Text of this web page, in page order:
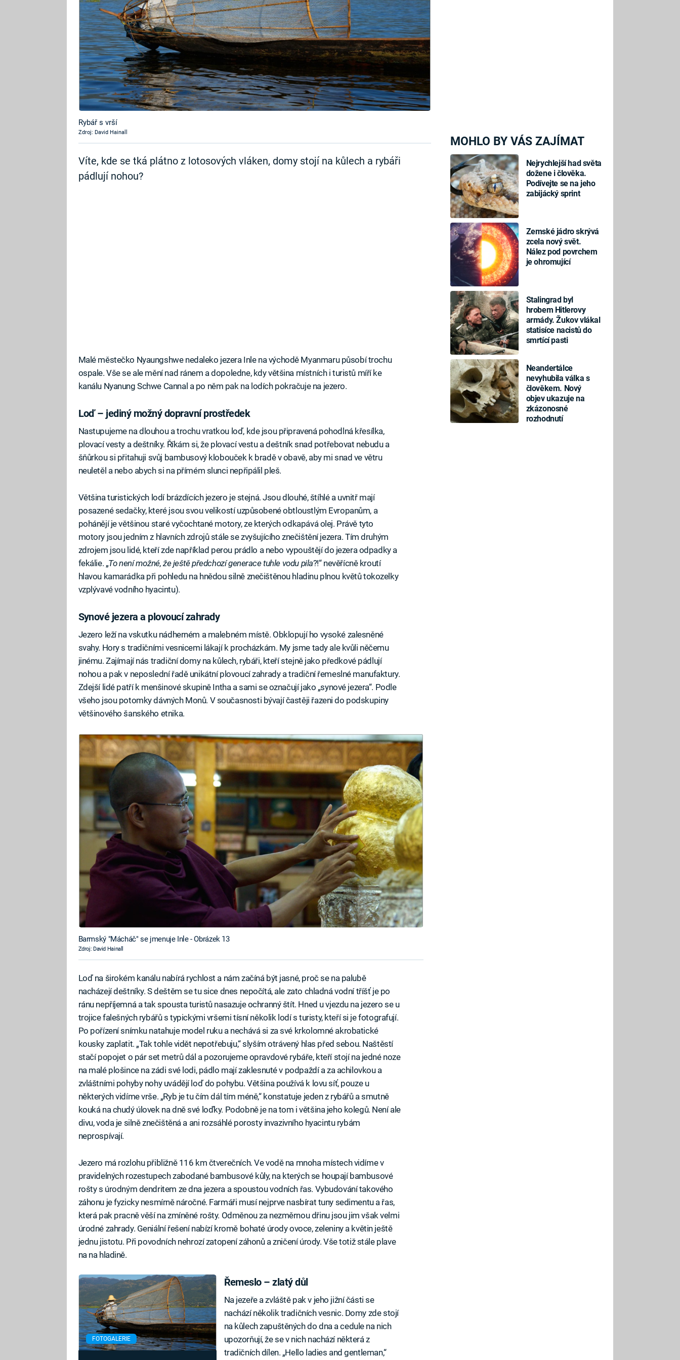
MOHLO BY VÁS ZAJÍMAT
Nejrychlejší had světa
dožene i člověka.
Podívejte se na jeho
zabijácký sprint
Zemské jádro skrývá
zcela nový svět.
Nález pod povrchem
je ohromující
Stalingrad byl
hrobem Hitlerovy
armády. Žukov vlákal
statisíce nacistů do
smrtící pasti
Neandertálce
nevyhubila válka s
člověkem. Nový
objev ukazuje na
zkázonosné
rozhodnutí
Rybář s vrší
Zdroj: David Hainall
Víte, kde se tká plátno z lotosových vláken, domy stojí na kůlech a rybáři
pádlují nohou?
Malé městečko Nyaungshwe nedaleko jezera Inle na východě Myanmaru působí trochu
ospale. Vše se ale mění nad ránem a dopoledne, kdy většina místních i turistů míří ke
kanálu Nyanung Schwe Cannal a po něm pak na lodích pokračuje na jezero.
Loď – jediný možný dopravní prostředek
Nastupujeme na dlouhou a trochu vratkou loď, kde jsou připravená pohodlná křesílka,
plovací vesty a deštníky. Říkám si, že plovací vestu a deštník snad potřebovat nebudu a
šňůrkou si přitahuji svůj bambusový klobouček k bradě v obavě, aby mi snad ve větru
neuletěl a nebo abych si na přímém slunci nepřipálil pleš.
Většina turistických lodí brázdících jezero je stejná. Jsou dlouhé, štíhlé a uvnitř mají
posazené sedačky, které jsou svou velikostí uzpůsobené obtloustlým Evropanům, a
pohánějí je většinou staré vyčochtané motory, ze kterých odkapává olej. Právě tyto
motory jsou jedním z hlavních zdrojů stále se zvyšujícího znečištění jezera. Tím druhým
zdrojem jsou lidé, kteří zde například perou prádlo a nebo vypouštějí do jezera odpadky a
fekálie. „To není možné, že ještě předchozí generace tuhle vodu pila?!“ nevěřícně kroutí
hlavou kamarádka při pohledu na hnědou silně znečištěnou hladinu plnou květů tokozelky
vzplývavé vodního hyacintu).
Synové jezera a plovoucí zahrady
Jezero leží na vskutku nádherném a malebném místě. Obklopují ho vysoké zalesněné
svahy. Hory s tradičními vesnicemi lákají k procházkám. My jsme tady ale kvůli něčemu
jinému. Zajímají nás tradiční domy na kůlech, rybáři, kteří stejně jako předkové pádlují
nohou a pak v neposlední řadě unikátní plovoucí zahrady a tradiční řemeslné manufaktury.
Zdejší lidé patří k menšinové skupině Intha a sami se označují jako „synové jezera“. Podle
všeho jsou potomky dávných Monů. V současnosti bývají častěji řazeni do podskupiny
většinového šanského etnika.
Barmský "Mácháč" se jmenuje Inle - Obrázek 13
Zdroj: David Hainall
Loď na širokém kanálu nabírá rychlost a nám začíná být jasné, proč se na palubě
nacházejí deštníky. S deštěm se tu sice dnes nepočítá, ale zato chladná vodní tříšť je po
ránu nepříjemná a tak spousta turistů nasazuje ochranný štít. Hned u vjezdu na jezero se u
trojice falešných rybářů s typickými vršemi tísní několik lodí s turisty, kteří si je fotografují.
Po pořízení snímku natahuje model ruku a nechává si za své krkolomné akrobatické
kousky zaplatit. „Tak tohle vidět nepotřebuju,“ slyším otrávený hlas před sebou. Naštěstí
stačí popojet o pár set metrů dál a pozorujeme opravdové rybáře, kteří stojí na jedné noze
na malé plošince na zádi své lodi, pádlo mají zaklesnuté v podpaždí a za achilovkou a
zvláštními pohyby nohy uvádějí loď do pohybu. Většina používá k lovu síť, pouze u
některých vidíme vrše. „Ryb je tu čím dál tím méně,“ konstatuje jeden z rybářů a smutně
kouká na chudý úlovek na dně své loďky. Podobně je na tom i většina jeho kolegů. Není ale
divu, voda je silně znečištěná a ani rozsáhlé porosty invazivního hyacintu rybám
neprospívají.
Jezero má rozlohu přibližně 116 km čtverečních. Ve vodě na mnoha místech vidíme v
pravidelných rozestupech zabodané bambusové kůly, na kterých se houpají bambusové
rošty s úrodným dendritem ze dna jezera a spoustou vodních řas. Vybudování takového
záhonu je fyzicky nesmírně náročné. Farmáři musí nejprve nasbírat tuny sedimentu a řas,
která pak pracně věší na zmíněné rošty. Odměnou za nezměrnou dřinu jsou jim však velmi
úrodné zahrady. Geniální řešení nabízí kromě bohaté úrody ovoce, zeleniny a květin ještě
jednu jistotu. Při povodních nehrozí zatopení záhonů a zničení úrody. Vše totiž stále plave
na na hladině.
FOTOGALERIE
Řemeslo – zlatý důl
Na jezeře a zvláště pak v jeho jižní části se
nachází několik tradičních vesnic. Domy zde stojí
na kůlech zapuštěných do dna a cedule na nich
upozorňují, že se v nich nachází některá z
tradičních dílen. „Hello ladies and gentleman,“